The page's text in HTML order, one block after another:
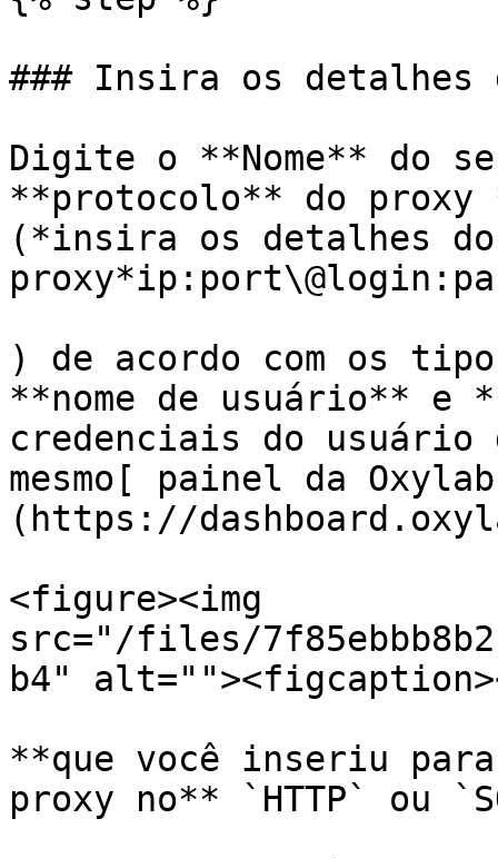
### Insira os detalhes
Digite o **Nome** do
**protocolo** do proxy
(*insira os detalhes do
) de acordo com os
**nome de usuário** e
credenciais do usuário
mesmo[ painel da
(https://
<figure><img
src="/files/
b4"
**que você inseriu
proxy no** `HTTP` ou